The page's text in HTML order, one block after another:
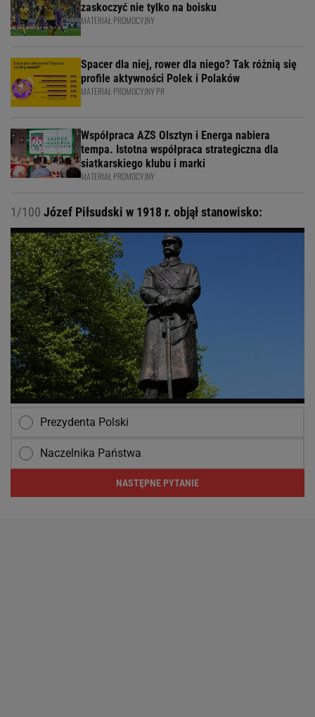
zaskoczyć nie tylko na boisku
MATERIAŁ PROMOCYJNY
Spacer dla niej, rower dla niego? Tak różnią się
profile aktywności Polek i Polaków
MATERIAŁ PROMOCYJNY PR
Współpraca AZS Olsztyn i Energa nabiera
tempa. Istotna współpraca strategiczna dla
siatkarskiego klubu i marki
MATERIAŁ PROMOCYJNY
1/100 Józef Piłsudski w 1918 r. objął stanowisko:
Prezydenta Polski
Naczelnika Państwa
NASTĘPNE PYTANIE